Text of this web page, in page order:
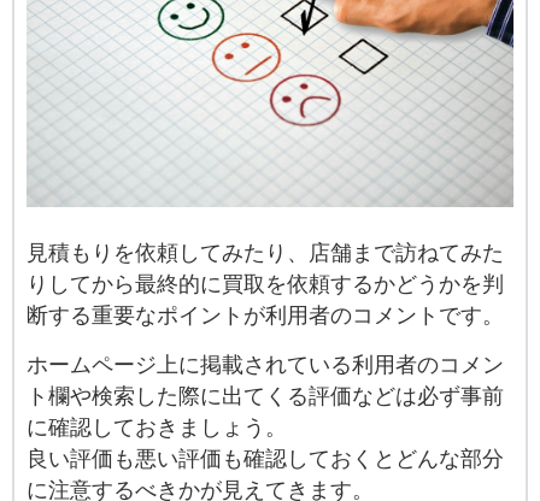
見積もりを依頼してみたり、店舗まで訪ねてみた
りしてから最終的に買取を依頼するかどうかを判
断する重要なポイントが利用者のコメントです。
ホームページ上に掲載されている利用者のコメン
ト欄や検索した際に出てくる評価などは必ず事前
に確認しておきましょう。
良い評価も悪い評価も確認しておくとどんな部分
に注意するべきかが見えてきます。